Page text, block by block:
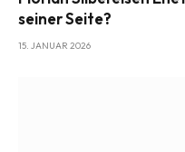
seiner Seite?
15. JANUAR 2026